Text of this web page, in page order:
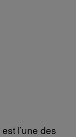
est l’une des